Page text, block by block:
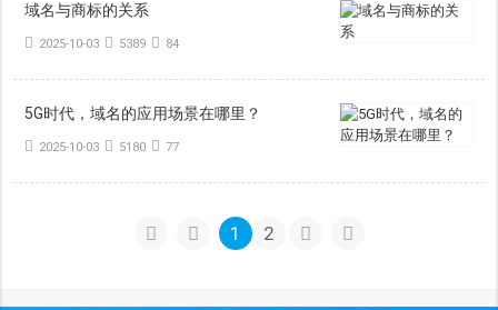
域名与商标的关系
2025-10-03 5389 84
5G时代，域名的应用场景在哪里？
2025-10-03 5180 77
1 2